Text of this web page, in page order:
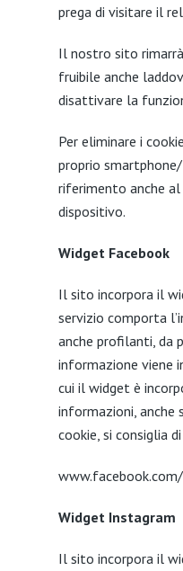
prega di visitare il
Il nostro sito
fruibile anche
disattivare la
Per eliminare i
proprio
riferimento anche al
dispositivo.
Widget Facebook
Il sito incorpora il
servizio comporta
anche profilanti, da
informazione viene
cui il widget è
informazioni,
cookie, si consiglia
Widget Instagram
Il sito incorpora il